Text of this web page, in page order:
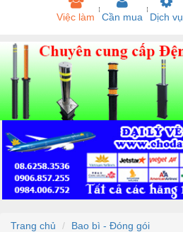
Việc làm Cần mua Dịch vụ
Trang chủ
Bao bì - Đóng gói